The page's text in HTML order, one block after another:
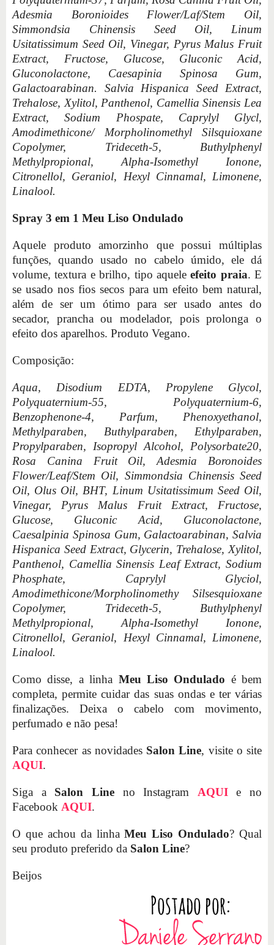
Adesmia Boronioides Flower/Laf/Stem Oil,
Simmondsia Chinensis Seed Oil, Linum
Usitatissimum Seed Oil, Vinegar, Pyrus Malus Fruit
Extract, Fructose, Glucose, Gluconic Acid,
Gluconolactone, Caesapinia Spinosa Gum,
Galactoarabinan. Salvia Hispanica Seed Extract,
Trehalose, Xylitol, Panthenol, Camellia Sinensis Lea
Extract, Sodium Phospate, Caprylyl Glycl,
Amodimethicone/ Morpholinomethyl Silsquioxane
Copolymer, Trideceth-5, Buthylphenyl
Methylpropional, Alpha-Isomethyl Ionone,
Citronellol, Geraniol, Hexyl Cinnamal, Limonene,
Linalool.
Spray 3 em 1 Meu Liso Ondulado
Aquele produto amorzinho que possui múltiplas
funções, quando usado no cabelo úmido, ele dá
volume, textura e brilho, tipo aqueleefeito praia. E
se usado nos fios secos para um efeito bem natural,
além de ser um ótimo para ser usado antes do
secador, prancha ou modelador, pois prolonga o
efeito dos aparelhos. Produto Vegano.
Composição:
Aqua, Disodium EDTA, Propylene Glycol,
Polyquaternium-55, Polyquaternium-6,
Benzophenone-4, Parfum, Phenoxyethanol,
Methylparaben, Buthylparaben, Ethylparaben,
Propylparaben, Isopropyl Alcohol, Polysorbate20,
Rosa Canina Fruit Oil, Adesmia Boronoides
Flower/Leaf/Stem Oil, Simmondsia Chinensis Seed
Oil, Olus Oil, BHT, Linum Usitatissimum Seed Oil,
Vinegar, Pyrus Malus Fruit Extract, Fructose,
Glucose, Gluconic Acid, Gluconolactone,
Caesalpinia Spinosa Gum, Galactoarabinan, Salvia
Hispanica Seed Extract, Glycerin, Trehalose, Xylitol,
Panthenol, Camellia Sinensis Leaf Extract, Sodium
Phosphate, Caprylyl Glyciol,
Amodimethicone/Morpholinomethy Silsesquioxane
Copolymer, Trideceth-5, Buthylphenyl
Methylpropional, Alpha-Isomethyl Ionone,
Citronellol, Geraniol, Hexyl Cinnamal, Limonene,
Linalool.
Como disse, a linha Meu Liso Ondulado é bem
completa, permite cuidar das suas ondas e ter várias
finalizações. Deixa o cabelo com movimento,
perfumado e não pesa!
Para conhecer as novidades Salon Line, visite o site
AQUI.
Siga a Salon Lineno Instagram AQUIe no
Facebook AQUI.
O que achou da linhaMeu Liso Ondulado? Qual
seu produto preferido da Salon Line?
Beijos